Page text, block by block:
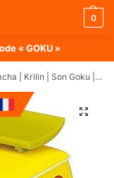
0
« GOKU »
Son Goku | Kamé Sennin Vol.7